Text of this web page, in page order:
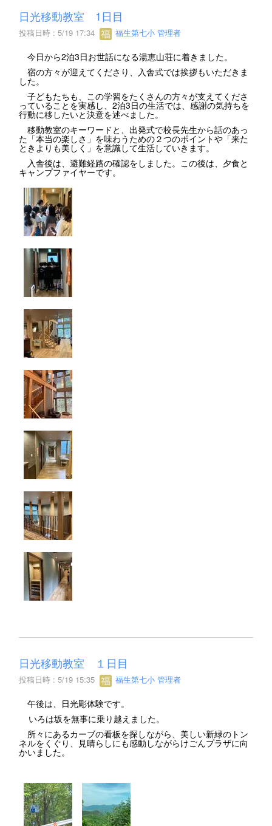
日光移動教室 1日目
投稿日時 : 5/19 17:34 福生第七小 管理者
今日から2泊3日お世話になる湯恵山荘に着きました。
宿の方々が迎えてくださり、入舎式では挨拶もいただきま
した。
子どもたちも、この学習をたくさんの方々が支えてくださ
っていることを実感し、2泊3日の生活では、感謝の気持ちを
行動に移したいと決意を述べました。
移動教室のキーワードと、出発式で校長先生から話のあっ
た「本当の楽しさ」を味わうための２つのポイントや「来た
ときよりも美しく」を意識して生活していきます。
入舎後は、避難経路の確認をしました。この後は、夕食と
キャンプファイヤーです。
日光移動教室 １日目
投稿日時 : 5/19 15:35 福生第七小 管理者
午後は、日光彫体験です。
いろは坂を無事に乗り越えました。
所々にあるカーブの看板を探しながら、美しい新緑のトン
ネルをくぐり、見晴らしにも感動しながらけごんプラザに向
かいました。